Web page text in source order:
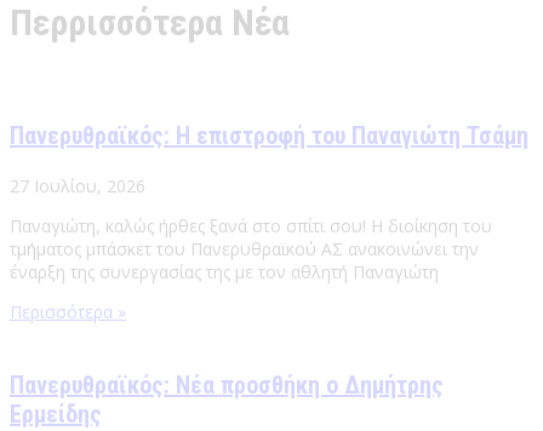
Περρισσότερα Νέα
Πανερυθραϊκός: Η επιστροφή του Παναγιώτη Τσάμη
27 Ιουλίου, 2026
Παναγιώτη, καλώς ήρθες ξανά στο σπίτι σου! Η διοίκηση του
τμήματος μπάσκετ του Πανερυθραϊκού ΑΣ ανακοινώνει την
έναρξη της συνεργασίας της με τον αθλητή Παναγιώτη
Περισσότερα »
Πανερυθραϊκός: Νέα προσθήκη ο Δημήτρης
Ερμείδης